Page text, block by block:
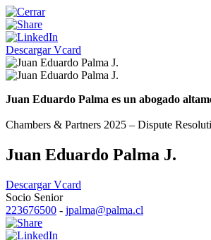
Descargar Vcard
Juan Eduardo Palma es un abogado
Chambers & Partners 2025 – Dispute
Juan Eduardo Palma J.
Descargar Vcard
Socio Senior
223676500 - jpalma@palma.cl